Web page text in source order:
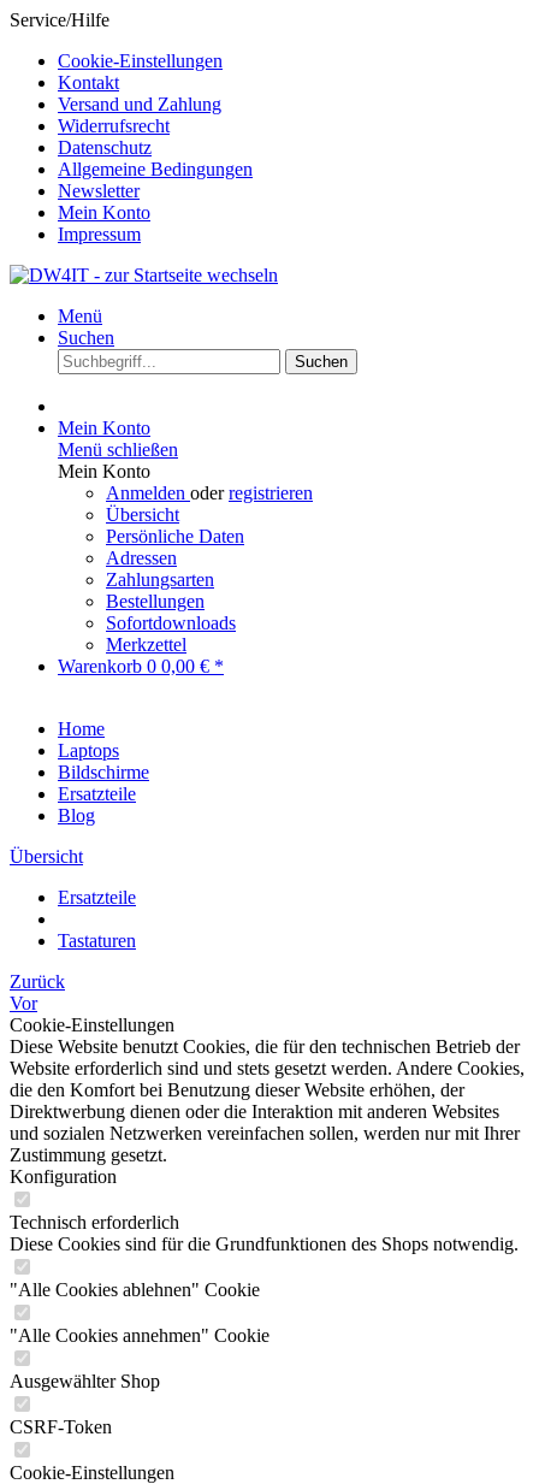
Service/Hilfe
Cookie-Einstellungen
Kontakt
Versand und Zahlung
Widerrufsrecht
Datenschutz
Allgemeine Bedingungen
Newsletter
Mein Konto
Impressum
Menü
Suchen
Suchen
Mein Konto
Menü schließen
Mein Konto
Anmelden oderregistrieren
Übersicht
Persönliche Daten
Adressen
Zahlungsarten
Bestellungen
Sofortdownloads
Merkzettel
Warenkorb 0 0,00 € *
Home
Laptops
Bildschirme
Ersatzteile
Blog
Übersicht
Ersatzteile
Tastaturen
Zurück
Vor
Cookie-Einstellungen
Diese Website benutzt Cookies, die für den technischen Betrieb der
Website erforderlich sind und stets gesetzt werden. Andere Cookies,
die den Komfort bei Benutzung dieser Website erhöhen, der
Direktwerbung dienen oder die Interaktion mit anderen Websites
und sozialen Netzwerken vereinfachen sollen, werden nur mit Ihrer
Zustimmung gesetzt.
Konfiguration
Technisch erforderlich
Diese Cookies sind für die Grundfunktionen des Shops notwendig.
"Alle Cookies ablehnen" Cookie
"Alle Cookies annehmen" Cookie
Ausgewählter Shop
CSRF-Token
Cookie-Einstellungen